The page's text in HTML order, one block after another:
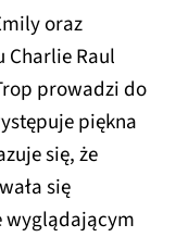
oraz
Charlie Raul
prowadzi do
piękna
się, że
się
wyglądającym